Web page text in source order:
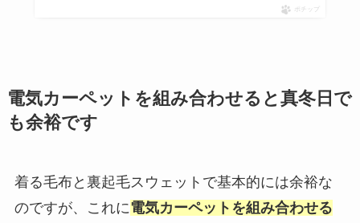
ポチップ
電気カーペットを組み合わせると真冬日で
も余裕です
着る毛布と裏起毛スウェットで基本的には余裕な
のですが、これに電気カーペットを組み合わせる